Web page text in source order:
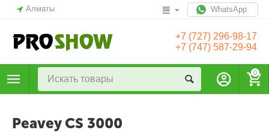
Алматы WhatsApp
+7 (727) 296-98-17
+7 (747) 587-29-94
0
Peavey CS 3000